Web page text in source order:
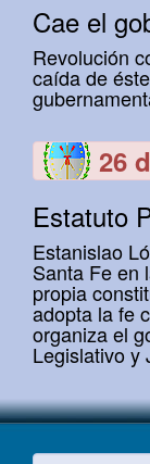
Cae el
Revolución
caída de
26
Estatuto
Estanislao
Santa Fe en
propia
adopta la fe
organiza el
Legislativo y